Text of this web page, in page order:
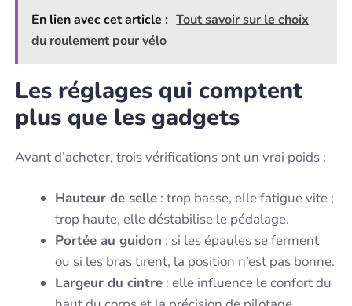
En lien avec cet article : Tout savoir sur le choix
du roulement pour vélo
Les réglages qui comptent
plus que les gadgets
Avant d’acheter, trois vérifications ont un vrai poids :
Hauteur de selle : trop basse, elle fatigue vite ;
trop haute, elle déstabilise le pédalage.
Portée au guidon : si les épaules se ferment
ou si les bras tirent, la position n’est pas bonne.
Largeur du cintre : elle influence le confort du